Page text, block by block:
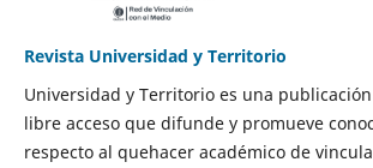
Revista Universidad y Territorio
Universidad y Territorio es una
libre acceso que difunde y promueve
respecto al quehacer académico de